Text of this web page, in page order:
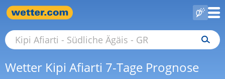
Wetter Kipi Afiarti 7-Tage Prognose